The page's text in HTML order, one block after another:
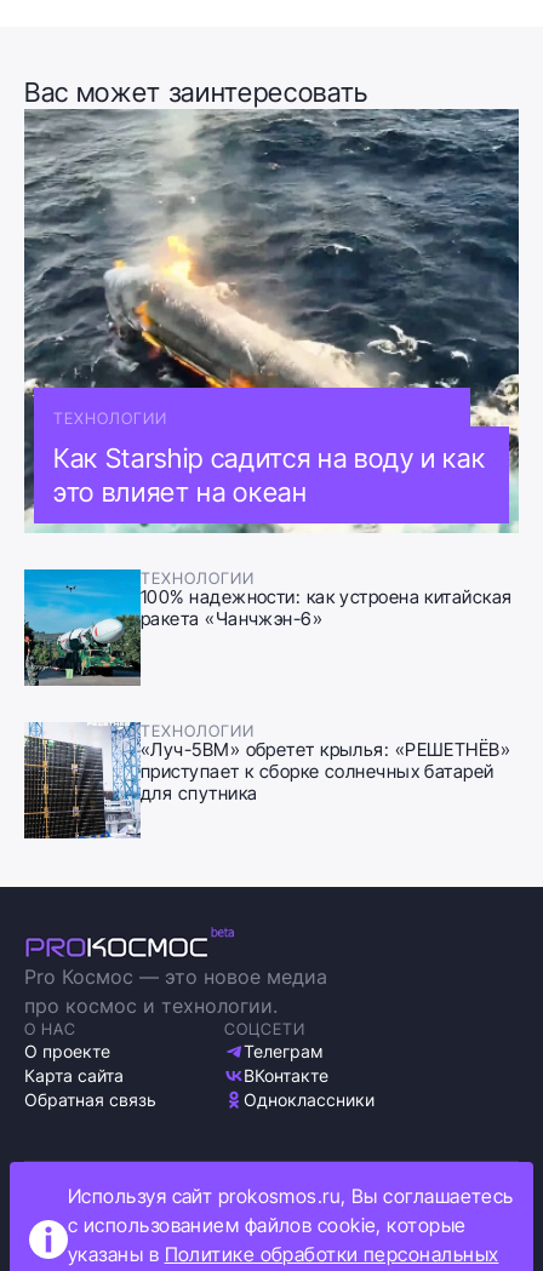
Вас может заинтересовать
ТЕХНОЛОГИИ
Как Starship садится на воду и как
это влияет на океан
ТЕХНОЛОГИИ
100% надежности: как устроена китайская
ракета «Чанчжэн-6»
ТЕХНОЛОГИИ
«Луч-5ВМ» обретет крылья: «РЕШЕТНЁВ»
приступает к сборке солнечных батарей
для спутника
Pro Космос — это новое медиа
про космос и технологии.
О НАС
О проекте
Карта сайта
Обратная связь
СОЦСЕТИ
Телеграм
ВКонтакте
Одноклассники
Политика обработки персональных данных
Как мы используем cookie
Используя сайт prokosmos.ru, Вы соглашаетесь
с использованием файлов cookie, которые
указаны в Политике обработки персональных